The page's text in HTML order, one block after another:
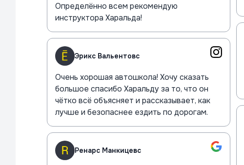
Определённо всем рекомендую
инструктора Харальда!
Эрикс Вальентовс
Очень хорошая автошкола! Хочу сказать
большое спасибо Харальду за то, что он
чётко всё объясняет и рассказывает, как
лучше и безопаснее ездить по дорогам.
Ренарс Манкицевс